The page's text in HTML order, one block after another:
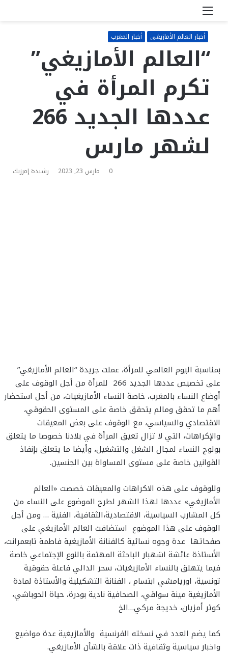
أخبار العالم الأمازيغي أخبار المغرب
“العالم الأمازيغي”
تكرم المرأة في
عددها الجديد 266
لشهر مارس
رشيدة إمرزيك مارس 23, 2023 0
بمناسبة اليوم العالمي للمرأة، عملت جريدة “العالم الأمازيغي”
على تخصيص عددها الجديد 266 للمرأة من أجل الوقوف على
أوضاع النساء بالمغرب، خاصة النساء الأمازيغيات، من أجل استحضار
أهم ما تحقق ومالم يتحقق خاصة على المستوى الحقوقي،
الاقتصادي والسياسي، مع الوقوف على بعض المعيقات
والإكراهات، التي لا تزال تعيق المرأة في بلادنا خصوصا ما يتعلق
بولوج النساء لمجال الشغل والتشغيل، وأيضا ما يتعلق بإنفاذ
القوانين خاصة على مستوى المساواة بين الجنسين.
وللوقوف على هذه الاكراهات والمعيقات خصصت «العالم
الأمازيغي» عددها لهذا الشهر لطرح الموضوع على النساء من
كل المشارب السياسية، الاقتصادية،الثقافية، الفنية … ومن أجل
الوقوف على هذا الموضوع استضافت العالم الأمازيغي على
صفحاتها عدة وجوه نسائية كالفنانة الأمازيغية فاطمة تابعمرانت،
الأستاذة عائشة اشهبار الباحثة المهتمة بالنوع الإجتماعي خاصة
فيما يتهلق بالنساء الأمازيغيات، سحر الدالي فاعلة حقوقية
تونسية، اوريامشي ابتسام ، الفنانة التشكيلية والأستاذة لمادة
الأمازيغية مينة سواقي، الصحافية نادية بودرة، حياة الحوباشي،
كوثر أمزيان، خديجة مركي…الخ
كما يضم العدد في نسخته الفرنسية والأمازيغية عدة مواضيع
واخبار سياسية وثقافية ذات علاقة بالشأن الأمازيغي.